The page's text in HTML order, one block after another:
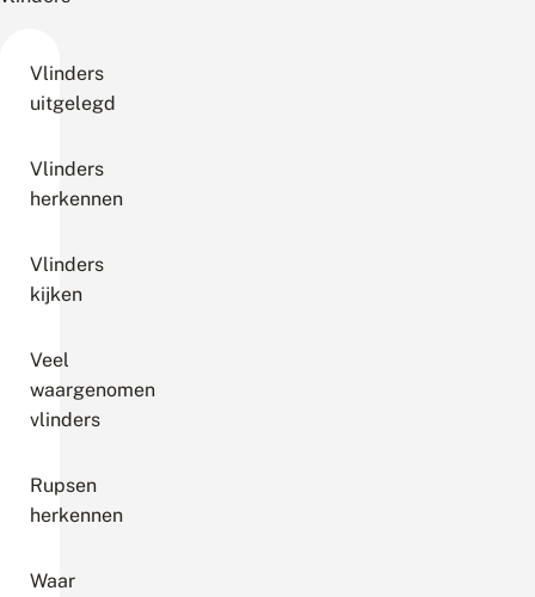
Vlinders
uitgelegd
Vlinders
herkennen
Vlinders
kijken
Veel
waargenomen
vlinders
Rupsen
herkennen
Waar